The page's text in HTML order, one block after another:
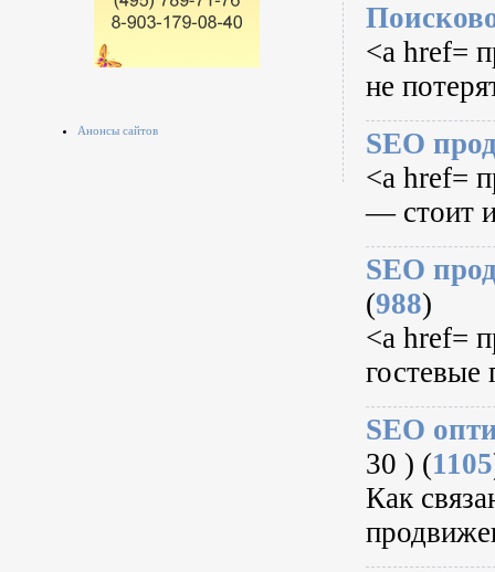
Анонсы сайтов
<a href=
не
SEO
<a href=
— стоит
SEO
(988)
<a href=
гостевые
SEO
30 ) (1105
Как